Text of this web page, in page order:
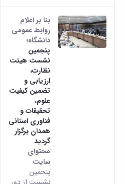
بنا بر اعلام
روابط عمومی
دانشگاه؛
پنجمین
نشست هیئت
نظارت،
ارزیابی و
تضمین کیفیت
علوم،
تحقیقات و
فناوری استانی
همدان برگزار
گردید
محتوای
سایت
پنجمین